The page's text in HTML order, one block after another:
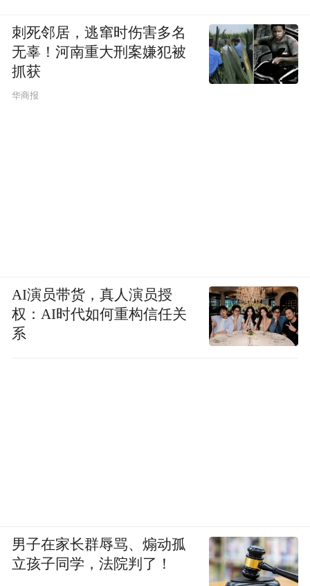
刺死邻居，逃窜时伤害多名
无辜！河南重大刑案嫌犯被
抓获
华商报
AI演员带货，真人演员授
权：AI时代如何重构信任关
系
男子在家长群辱骂、煽动孤
立孩子同学，法院判了！